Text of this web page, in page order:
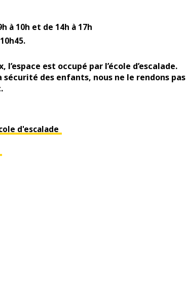
h à 10h et de 14h à 17h
l’espace est occupé par l’école d’escalade.
des enfants, nous ne le rendons pas
d'escalade